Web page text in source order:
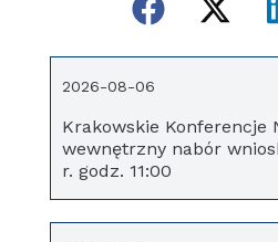
Krakowskie Konferencje
wewnętrzny nabór
r. godz. 11:00
2026-08-06